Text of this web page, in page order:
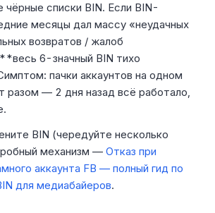
чёрные списки BIN. Если BIN-
месяцы дал массу «неудачных
возвратов / жалоб
6-значный BIN тихо
пачки аккаунтов на одном
разом — 2 дня назад всё работало,
BIN (чередуйте несколько
механизм — Отказ при
аккаунта FB — полный гид по
для медиабайеров.